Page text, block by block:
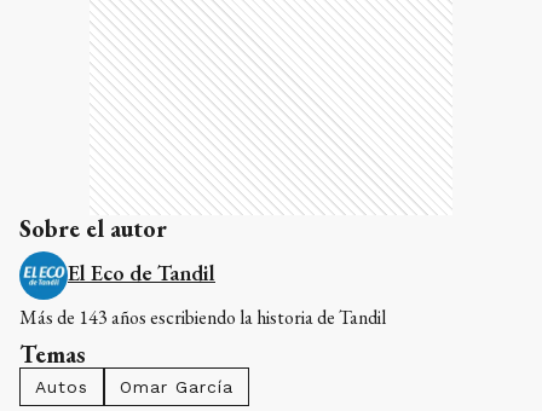
Sobre el autor
El Eco de Tandil
Más de 143 años escribiendo la historia de Tandil
Temas
Autos Omar García